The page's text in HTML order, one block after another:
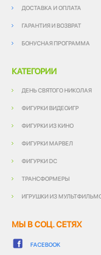
ДОСТАВКА И ОПЛАТА
ГАРАНТИЯ И ВОЗВРАТ
БОНУСНАЯ ПРОГРАММА
КАТЕГОРИИ
ДЕНЬ СВЯТОГО НИКОЛАЯ
ФИГУРКИ ВИДЕОИГР
ФИГУРКИ ИЗ КИНО
ФИГУРКИ МАРВЕЛ
ФИГУРКИ DC
ТРАНСФОРМЕРЫ
ИГРУШКИ ИЗ
МЫ В СОЦ. СЕТЯХ
FACEBOOK